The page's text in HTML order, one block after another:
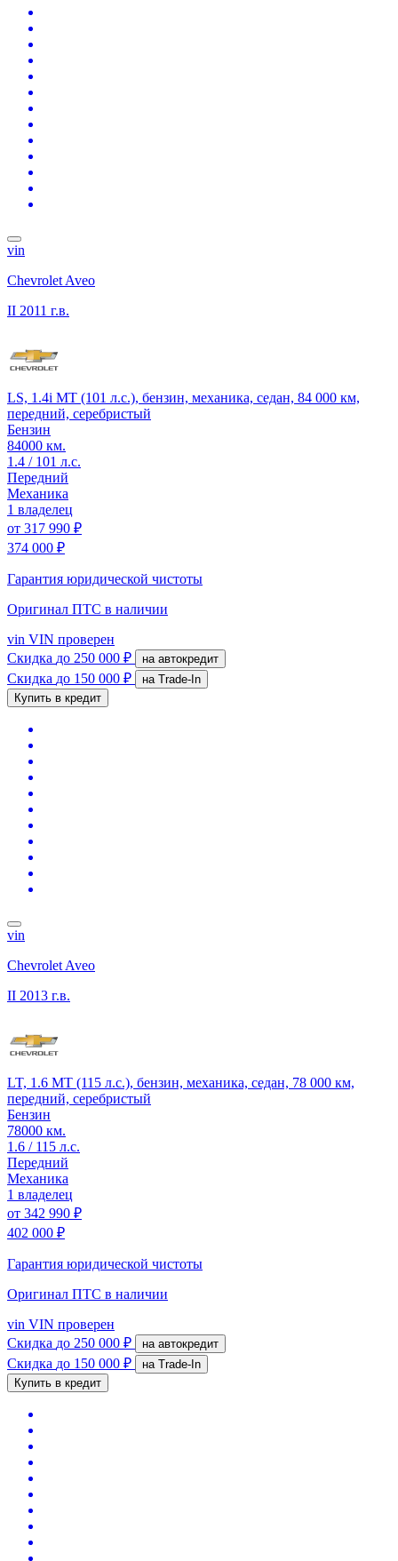
vin
Chevrolet Aveo
II 2011 г.в.
LS, 1.4i MT (101 л.с.), бензин, механика, седан, 84 000 км,
передний, серебристый
Бензин
84000 км.
1.4 / 101 л.с.
Передний
Механика
1 владелец
от 317 990 ₽
374 000 ₽
Гарантия юридической чистоты
Оригинал ПТС в наличии
vin VIN проверен
Скидка до 250 000 ₽ на автокредит
Скидка до 150 000 ₽
на Trade-In
Купить в кредит
vin
Chevrolet Aveo
II 2013 г.в.
LT, 1.6 MT (115 л.с.), бензин, механика, седан, 78 000 км,
передний, серебристый
Бензин
78000 км.
1.6 / 115 л.с.
Передний
Механика
1 владелец
от 342 990 ₽
402 000 ₽
Гарантия юридической чистоты
Оригинал ПТС в наличии
vin VIN проверен
Скидка до 250 000 ₽ на автокредит
Скидка до 150 000 ₽
на Trade-In
Купить в кредит